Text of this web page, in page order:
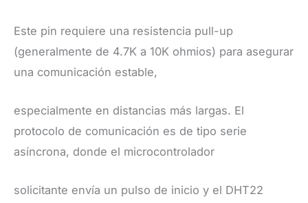
Este pin requiere una resistencia pull-up
(generalmente de 4.7K a 10K ohmios) para asegurar
una comunicación estable,
especialmente en distancias más largas. El
protocolo de comunicación es de tipo serie
asíncrona, donde el microcontrolador
solicitante envía un pulso de inicio y el DHT22